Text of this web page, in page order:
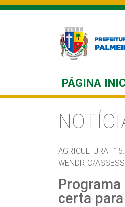
PÁGINA
AGRICULTURA |
WENDRIC/
certa